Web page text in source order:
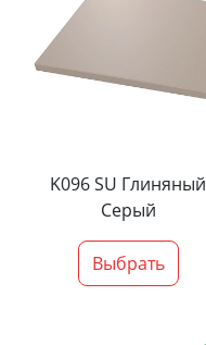
K096 SU Глиняный
Серый
Выбрать